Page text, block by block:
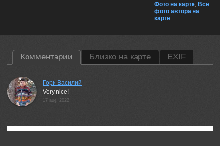
Фото на карте, Все
фото автора на
карте
Комментарии Близко на карте EXIF
Гори Василий
Very nice!
17 aug, 2022